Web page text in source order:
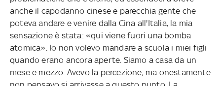
anche il capodanno cinese e parecchia gente che
poteva andare e venire dalla Cina all'Italia, la mia
sensazione è stata: «qui viene fuori una bomba
atomica». Io non volevo mandare a scuola i miei figli
quando erano ancora aperte. Siamo a casa da un
mese e mezzo. Avevo la percezione, ma onestamente